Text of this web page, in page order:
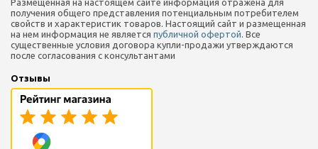
Размещенная на настоящем сайте информация отражена для
получения общего представления потенциальным потребителем
свойств и характеристик товаров. Настоящий сайт и размещенная
на нем информация не является публичной офертой. Все
существенные условия договора купли-продажи утверждаются
после согласования с консультантами
Отзывы